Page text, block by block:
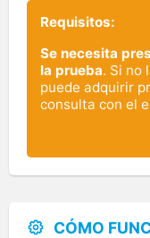
Requisitos:
Se necesita
la prueba. Si no
puede adquirir
consulta con el
CÓMO